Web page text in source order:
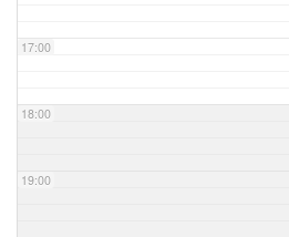
17:00
18:00
19:00